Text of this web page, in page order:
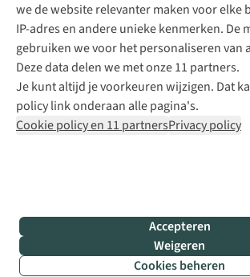
we de website relevanter maken voor elke
IP-adres en andere unieke kenmerken. De
gebruiken we voor het personaliseren van
Deze data delen we met onze 11 partners.
Je kunt altijd je voorkeuren wijzigen. Dat
policy link onderaan alle pagina's.
Cookie policy en 11 partnersPrivacy policy
Accepteren
Weigeren
Cookies beheren